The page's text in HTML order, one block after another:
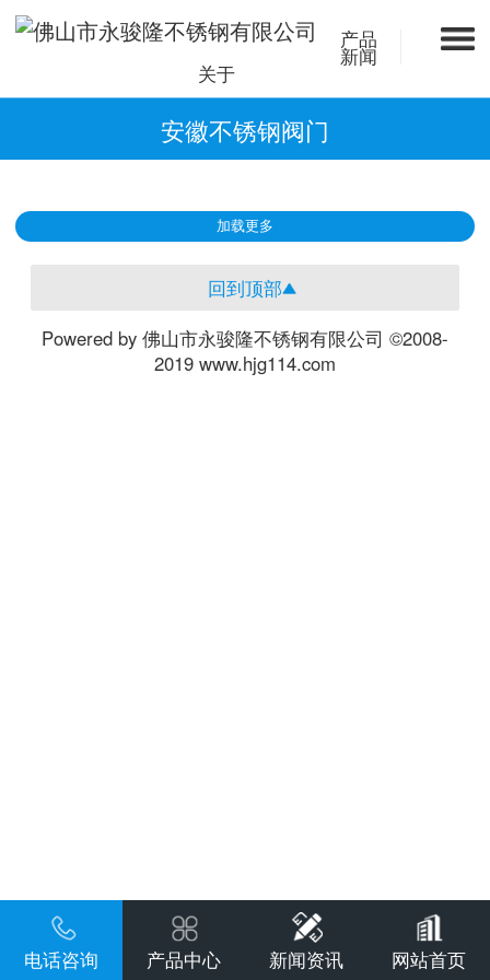
产品
新闻
关于
安徽不锈钢阀门
加载更多
回到顶部
Powered by 佛山市永骏隆不锈钢有限公司 ©2008-
2019 www.hjg114.com
电话咨询 产品中心 新闻资讯 网站首页